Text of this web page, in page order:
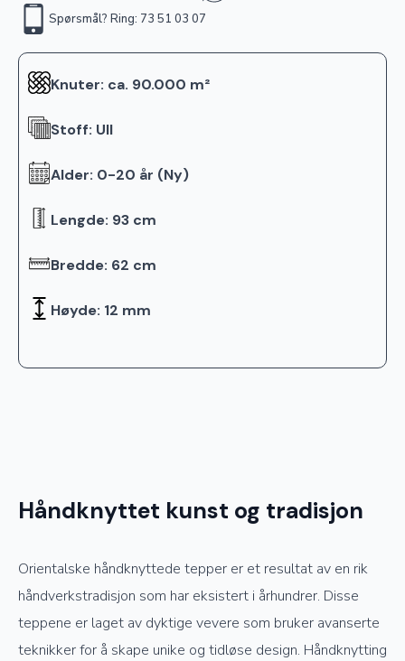
Spørsmål? Ring: 73 51 03 07
Knuter: ca. 90.000 m²
Stoff: Ull
Alder: 0-20 år (Ny)
Lengde: 93 cm
Bredde: 62 cm
Høyde: 12 mm
Håndknyttet kunst og tradisjon
Orientalske håndknyttede tepper er et resultat av en rik
håndverkstradisjon som har eksistert i århundrer. Disse
teppene er laget av dyktige vevere som bruker avanserte
teknikker for å skape unike og tidløse design. Håndknytting